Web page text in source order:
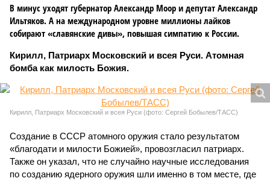
В минус уходят губернатор Александр Моор и депутат Александр
Ильтяков. А на международном уровне миллионы лайков
собирают «славянские дивы», повышая симпатию к России.
Кирилл, Патриарх Московский и всея Руси. Атомная
бомба как милость Божия.
Кирилл, Патриарх Московский и всея Руси (фото: Сергей Бобылев/ТАСС)
Создание в СССР атомного оружия стало результатом
«благодати и милости Божией», провозгласил патриарх.
Также он указал, что не случайно научные исследования
по созданию ядерного оружия шли именно в том месте, где